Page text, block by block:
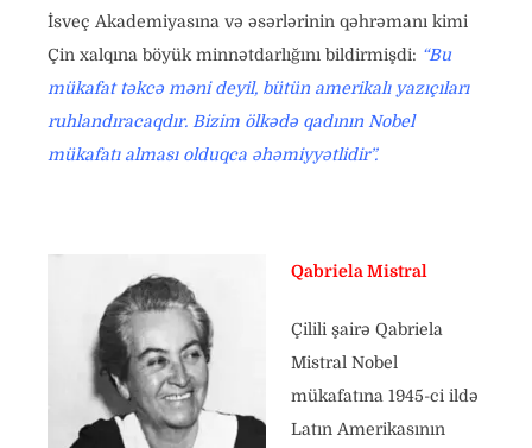
İsveç Akademiyasına və əsərlərinin qəhrəmanı kimi
Çin xalqına böyük minnətdarlığını bildirmişdi: “Bu
mükafat təkcə məni deyil, bütün amerikalı yazıçıları
ruhlandıracaqdır. Bizim ölkədə qadının Nobel
mükafatı alması olduqca əhəmiyyətlidir”.
Qabriela Mistral
Çilili şairə Qabriela
Mistral Nobel
mükafatına 1945-ci ildə
Latın Amerikasının